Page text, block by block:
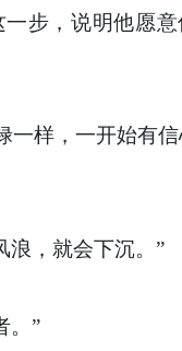
一步，说明他愿意
一样，一开始有
浪，就会下沉。”
。”